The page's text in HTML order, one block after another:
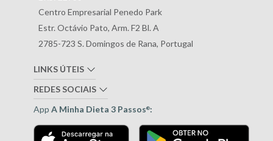
Centro Empresarial Penedo Park
Estr. Octávio Pato, Arm. F2 Bl. A
2785-723 S. Domingos de Rana, Portugal
LINKS ÚTEIS
REDES SOCIAIS
App A Minha Dieta 3 Passos®: